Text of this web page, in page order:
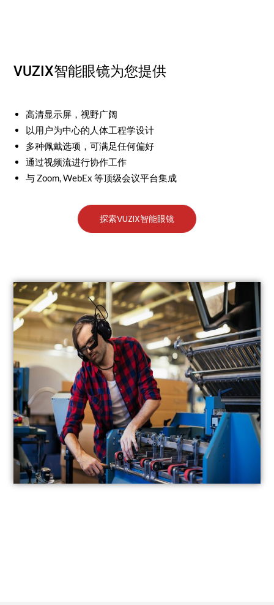
VUZIX智能眼镜为您提供
高清显示屏，视野广阔
以用户为中心的人体工程学设计
多种佩戴选项，可满足任何偏好
通过视频流进行协作工作
与 Zoom, WebEx 等顶级会议平台集成
探索VUZIX智能眼镜